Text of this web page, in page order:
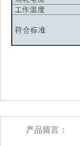
产品留言：